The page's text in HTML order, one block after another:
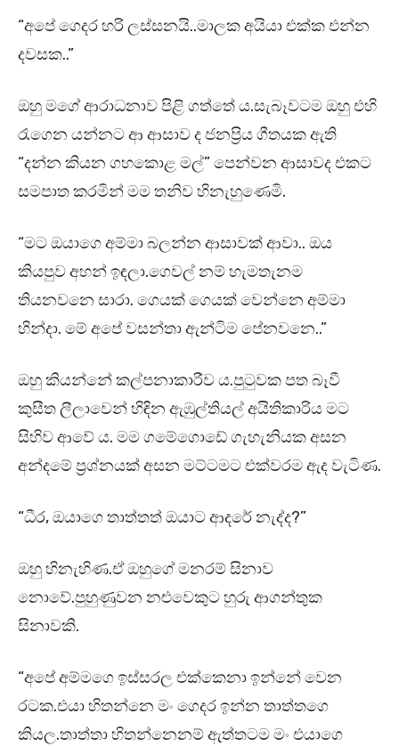
“අපේ ගෙදර හරි ලස්සනයි..මාලක අයියා එක්ක එන්න
දවසක..”
ඔහු මගේ ආරාධනාව පිළි ගත්තේ ය.සැබෑවටම ඔහු එහි
රැගෙන යන්නට ආ ආසාව ද ජනප්‍රිය ගීතයක ඇති
“දන්න කියන ගහකොළ මල්” පෙන්වන ආසාවද එකට
සමපාත කරමින් මම තනිව හිනැහුණෙමි.
“මට ඔයාගෙ අම්මා බලන්න ආසාවක් ආවා.. ඔය
කියපුව අහන් ඉඳලා.ගෙවල් නම් හැමතැනම
තියනවනෙ සාරා. ගෙයක් ගෙයක් වෙන්නෙ අම්මා
හින්දා. මේ අපේ වසන්තා ඇන්ටිම පේනවනෙ..”
ඔහු කියන්නේ කල්පනාකාරීව ය.පුටුවක පත බෑවී
කුසීත ලීලාවෙන් හිඳින ඇඹුල්තියල් අයිතිකාරිය මට
සිහිව ආවේ ය. මම ගමේගොඩේ ගැහැනියක අසන
අන්දමේ ප්‍රශ්නයක් අසන මට්ටමට එක්වරම ඇද වැටිණ.
“ධීර, ඔයාගෙ තාත්තත් ඔයාට ආදරේ නැද්ද?”
ඔහු හිනැහිණ.ඒ ඔහුගේ මනරම් සිනාව
නොවේ.පුහුණුවන නළුවෙකුට හුරු ආගන්තුක
සිනාවකි.
“අපේ අම්මගෙ ඉස්සරල එක්කෙනා ඉන්නේ වෙන
රටක.එයා හිතන්නෙ මං ගෙදර ඉන්න තාත්තගෙ
කියල.තාත්තා හිතන්නෙනම් ඇත්තටම මං එයාගෙ